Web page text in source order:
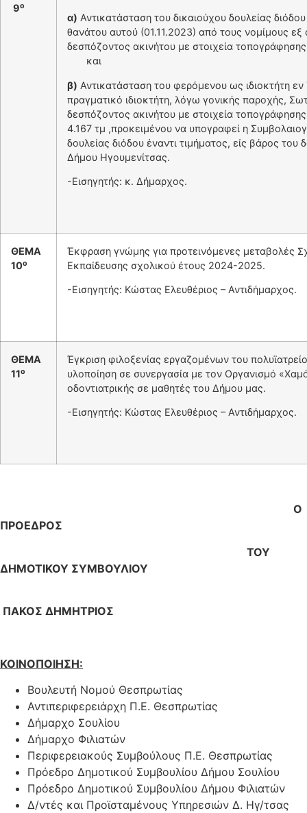
9ο
α) Αντικατάσταση του δικαιούχου δουλείας
θανάτου αυτού (01.11.2023) από τους νομίμους εξ
δεσπόζοντος ακινήτου με στοιχεία
και
β) Αντικατάσταση του φερόμενου ως ιδιοκτήτη
πραγματικό ιδιοκτήτη, λόγω γονικής παροχής,
δεσπόζοντος ακινήτου με στοιχεία
4.167 τμ ,προκειμένου να υπογραφεί η
δουλείας διόδου έναντι τιμήματος, είς βάρος
Δήμου Ηγουμενίτσας.
-Εισηγητής: κ. Δήμαρχος.
ΘΕΜΑ
10ο
Έκφραση γνώμης για προτεινόμενες μεταβολές
Εκπαίδευσης σχολικού έτους 2024-2025.
-Εισηγητής: Κώστας Ελευθέριος – Αντιδήμαρχος.
ΘΕΜΑ
11ο
Έγκριση φιλοξενίας εργαζομένων του
υλοποίηση σε συνεργασία με τον Οργανισμό
οδοντιατρικής σε μαθητές του Δήμου μας.
-Εισηγητής: Κώστας Ελευθέριος – Αντιδήμαρχος.
Ο
ΠΡΟΕΔΡΟΣ
ΤΟΥ
ΔΗΜΟΤΙΚΟΥ ΣΥΜΒΟΥΛΙΟΥ
ΠΑΚΟΣ ΔΗΜΗΤΡΙΟΣ
ΚΟΙΝΟΠΟΙΗΣΗ:
Βουλευτή Νομού Θεσπρωτίας
Αντιπεριφερειάρχη Π.Ε. Θεσπρωτίας
Δήμαρχο Σουλίου
Δήμαρχο Φιλιατών
Περιφερειακούς Συμβούλους Π.Ε. Θεσπρωτίας
Πρόεδρο Δημοτικού Συμβουλίου Δήμου Σουλίου
Πρόεδρο Δημοτικού Συμβουλίου Δήμου Φιλιατών
Δ/ντές και Προϊσταμένους Υπηρεσιών Δ. Ηγ/τσας